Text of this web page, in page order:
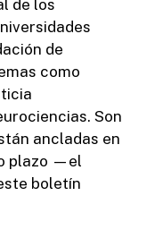
de los
de
como
Son
ancladas en
plazo —el
boletín